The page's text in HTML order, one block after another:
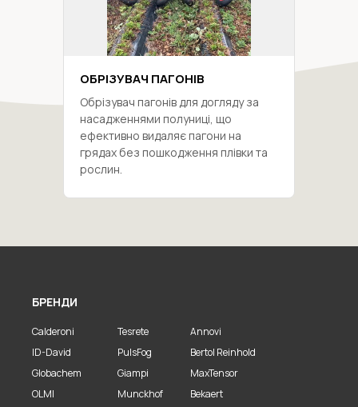
ОБРІЗУВАЧ ПАГОНІВ
Обрізувач пагонів для догляду за
насадженнями полуниці, що
ефективно видаляє пагони на
грядах без пошкодження плівки та
рослин.
БРЕНДИ
Calderoni
ID-David
Globachem
OLMI
Tesrete
PulsFog
Giampi
Munckhof
Annovi
Bertol Reinhold
MaxTensor
Bekaert